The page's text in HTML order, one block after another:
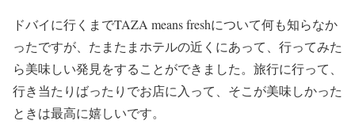
ドバイに行くまでTAZA means freshについて何も知らなか
ったですが、たまたまホテルの近くにあって、行ってみた
ら美味しい発見をすることができました。旅行に行って、
行き当たりばったりでお店に入って、そこが美味しかった
ときは最高に嬉しいです。